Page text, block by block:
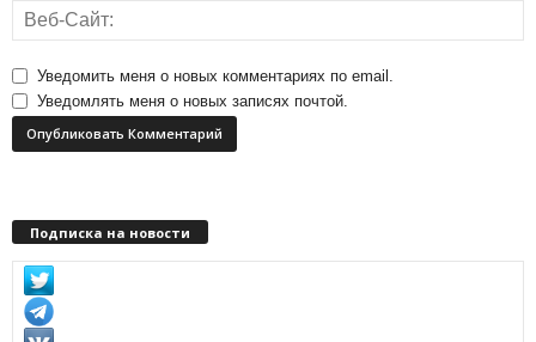
Уведомить меня о новых комментариях по email.
Уведомлять меня о новых записях почтой.
Подписка на новости